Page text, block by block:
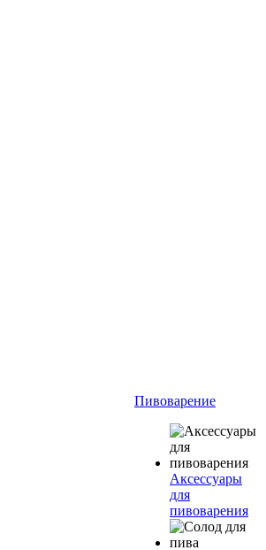
Пивоварение
Аксессуары
для
пивоварения